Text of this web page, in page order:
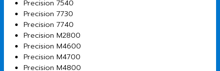
Precision 7540
Precision 7730
Precision 7740
Precision M2800
Precision M4600
Precision M4700
Precision M4800